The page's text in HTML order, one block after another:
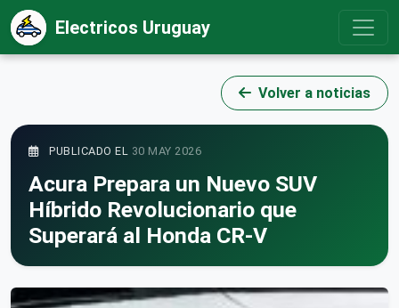
Electricos Uruguay
Volver a noticias
PUBLICADO EL 30 MAY 2026
Acura Prepara un Nuevo SUV
Híbrido Revolucionario que
Superará al Honda CR-V